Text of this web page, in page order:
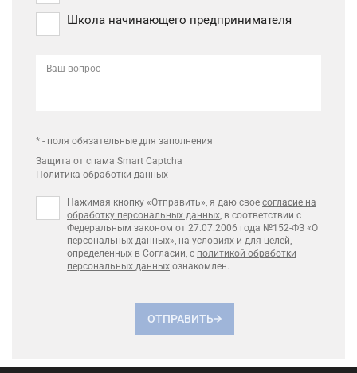
Школа начинающего предпринимателя
Ваш вопрос
* - поля обязательные для заполнения
Защита от спама Smart Captcha
Политика обработки данных
Нажимая кнопку «Отправить», я даю свое согласие на
обработку персональных данных, в соответствии с
Федеральным законом от 27.07.2006 года №152-ФЗ «О
персональных данных», на условиях и для целей,
определенных в Согласии, с политикой обработки
персональных данных ознакомлен.
ОТПРАВИТЬ